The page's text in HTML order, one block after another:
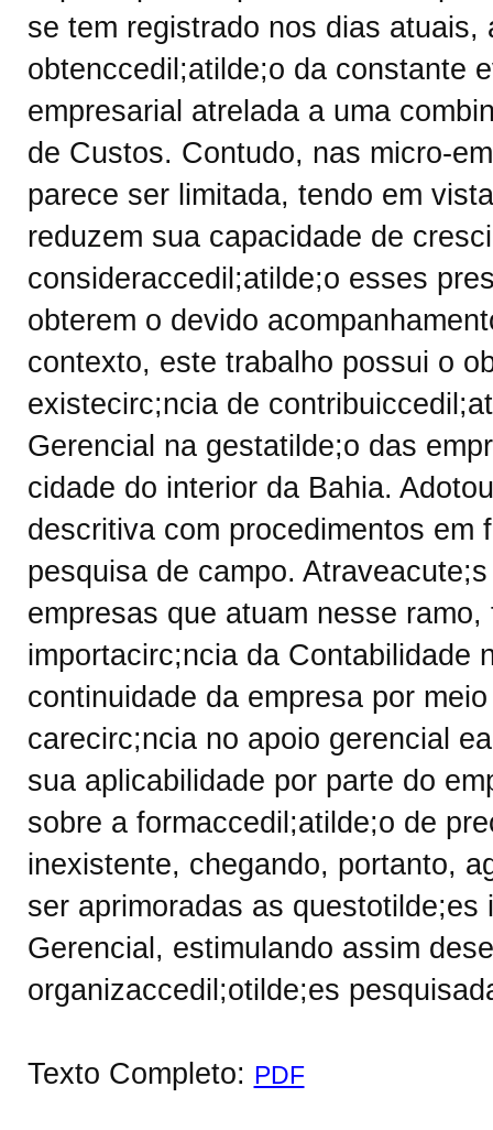
se tem registrado nos dias
obtenccedil;atilde;o da constante
empresarial atrelada a uma
de Custos. Contudo, nas micro-
parece ser limitada, tendo em
reduzem sua capacidade de
consideraccedil;atilde;o esses
obterem o devido
contexto, este trabalho possui o
existecirc;ncia de
Gerencial na gestatilde;o das
cidade do interior da Bahia.
descritiva com procedimentos em
pesquisa de campo.
empresas que atuam nesse
importacirc;ncia da Contabilidade
continuidade da empresa por
carecirc;ncia no apoio gerencial
sua aplicabilidade por parte do
sobre a formaccedil;atilde;o de
inexistente, chegando, portanto,
ser aprimoradas as
Gerencial, estimulando assim
organizaccedil;otilde;es
Texto Completo: PDF